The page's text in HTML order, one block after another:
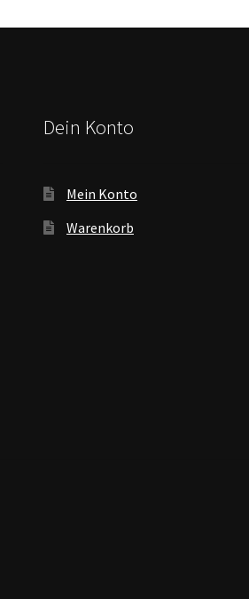
Dein Konto
Mein Konto
Warenkorb